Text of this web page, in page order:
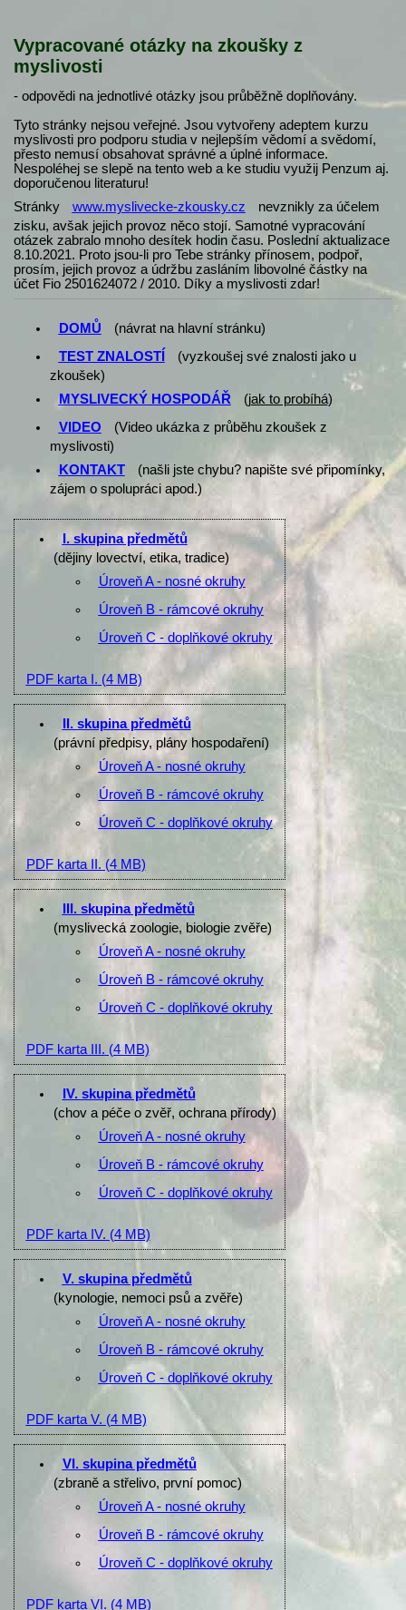
Vypracované otázky na zkoušky z
myslivosti
- odpovědi na jednotlivé otázky jsou průběžně doplňovány.
Tyto stránky nejsou veřejné. Jsou vytvořeny adeptem kurzu
myslivosti pro podporu studia v nejlepším vědomí a svědomí,
přesto nemusí obsahovat správné a úplné informace.
Nespoléhej se slepě na tento web a ke studiu využij Penzum aj.
doporučenou literaturu!
Stránky
www.myslivecke-zkousky.cz
nevznikly za účelem
zisku, avšak jejich provoz něco stojí. Samotné vypracování
otázek zabralo mnoho desítek hodin času. Poslední aktualizace
8.10.2021. Proto jsou-li pro Tebe stránky přínosem, podpoř,
prosím, jejich provoz a údržbu zasláním libovolné částky na
účet Fio 2501624072 / 2010. Díky a myslivosti zdar!
DOMŮ
(návrat na hlavní stránku)
TEST ZNALOSTÍ
(vyzkoušej své znalosti jako u
zkoušek)
MYSLIVECKÝ HOSPODÁŘ
(jak to probíhá)
VIDEO
(Video ukázka z průběhu zkoušek z
myslivosti)
KONTAKT
(našli jste chybu? napište své připomínky,
zájem o spolupráci apod.)
I. skupina předmětů
(dějiny lovectví, etika, tradice)
Úroveň A - nosné okruhy
Úroveň B - rámcové okruhy
Úroveň C - doplňkové okruhy
PDF karta I. (4 MB)
II. skupina předmětů
(právní předpisy, plány hospodaření)
Úroveň A - nosné okruhy
Úroveň B - rámcové okruhy
Úroveň C - doplňkové okruhy
PDF karta II. (4 MB)
III. skupina předmětů
(myslivecká zoologie, biologie zvěře)
Úroveň A - nosné okruhy
Úroveň B - rámcové okruhy
Úroveň C - doplňkové okruhy
PDF karta III. (4 MB)
IV. skupina předmětů
(chov a péče o zvěř, ochrana přírody)
Úroveň A - nosné okruhy
Úroveň B - rámcové okruhy
Úroveň C - doplňkové okruhy
PDF karta IV. (4 MB)
V. skupina předmětů
(kynologie, nemoci psů a zvěře)
Úroveň A - nosné okruhy
Úroveň B - rámcové okruhy
Úroveň C - doplňkové okruhy
PDF karta V. (4 MB)
VI. skupina předmětů
(zbraně a střelivo, první pomoc)
Úroveň A - nosné okruhy
Úroveň B - rámcové okruhy
Úroveň C - doplňkové okruhy
PDF karta VI. (4 MB)